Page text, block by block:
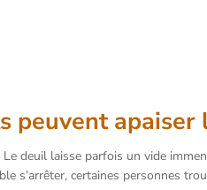
peuvent apaiser
deuil laisse parfois un vide
certaines personnes